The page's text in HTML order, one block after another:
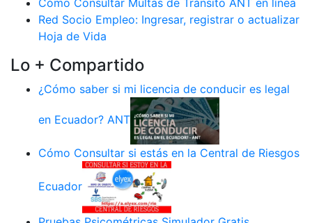
Cómo Consultar Multas de Tránsito ANT en línea
Red Socio Empleo: Ingresar, registrar o actualizar
Hoja de Vida
Lo + Compartido
¿Cómo saber si mi licencia de conducir es legal
en Ecuador? ANT
Cómo Consultar si estás en la Central de Riesgos
Ecuador